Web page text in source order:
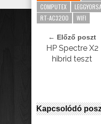
COMPUTEX
RT-AC3200
WIFI
← Előző poszt
HP Spectre X2
hibrid teszt
Kapcsolódó